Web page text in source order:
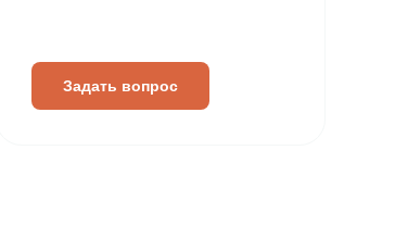
Задать вопрос